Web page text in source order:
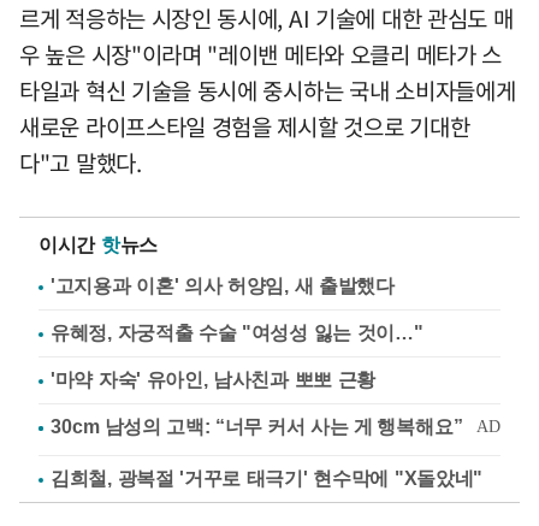
르게 적응하는 시장인 동시에, AI 기술에 대한 관심도 매
우 높은 시장"이라며 "레이밴 메타와 오클리 메타가 스
타일과 혁신 기술을 동시에 중시하는 국내 소비자들에게
새로운 라이프스타일 경험을 제시할 것으로 기대한
다"고 말했다.
이시간 핫뉴스
'고지용과 이혼' 의사 허양임, 새 출발했다
유혜정, 자궁적출 수술 "여성성 잃는 것이…"
'마약 자숙' 유아인, 남사친과 뽀뽀 근황
김희철, 광복절 '거꾸로 태극기' 현수막에 "X돌았네"